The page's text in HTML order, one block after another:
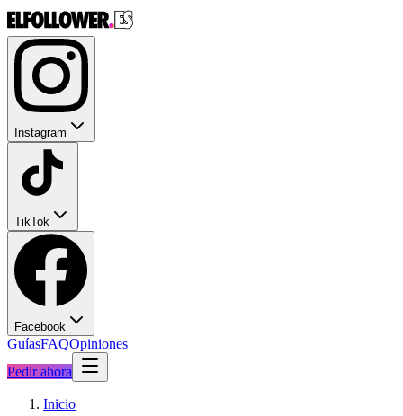
Instagram
TikTok
Facebook
GuíasFAQOpiniones
Pedir ahora
Inicio